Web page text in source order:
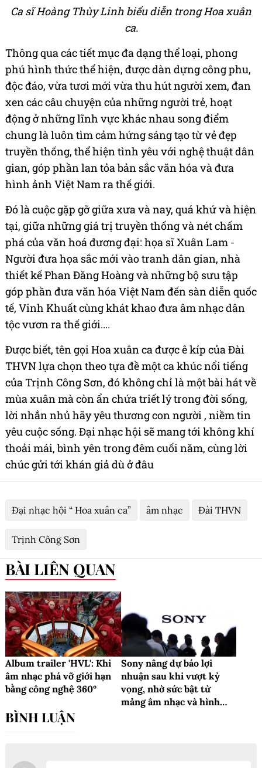
Ca sĩ Hoàng Thùy Linh biểu diễn trong Hoa xuân
ca.
Thông qua các tiết mục đa dạng thể loại, phong
phú hình thức thể hiện, được dàn dựng công phu,
độc đáo, vừa tươi mới vừa thu hút người xem, đan
xen các câu chuyện của những người trẻ, hoạt
động ở những lĩnh vực khác nhau song điểm
chung là luôn tìm cảm hứng sáng tạo từ vẻ đẹp
truyền thống, thể hiện tình yêu với nghệ thuật dân
gian, góp phần lan tỏa bản sắc văn hóa và đưa
hình ảnh Việt Nam ra thế giới.
Đó là cuộc gặp gỡ giữa xưa và nay, quá khứ và hiện
tại, giữa những giá trị truyền thống và nét chấm
phá của văn hoá đương đại: họa sĩ Xuân Lam -
Người đưa họa sắc mới vào tranh dân gian, nhà
thiết kế Phan Đăng Hoàng và những bộ sưu tập
góp phần đưa văn hóa Việt Nam đến sàn diễn quốc
tế, Vinh Khuất cùng khát khao đưa âm nhạc dân
tộc vươn ra thế giới....
Được biết, tên gọi Hoa xuân ca được ê kíp của Đài
THVN lựa chọn theo tựa đề một ca khúc nổi tiếng
của Trịnh Công Sơn, đó không chỉ là một bài hát về
mùa xuân mà còn ẩn chứa triết lý trong đời sống,
lời nhắn nhủ hãy yêu thương con người , niềm tin
yêu cuộc sống. Đại nhạc hội sẽ mang tới không khí
thoải mái, bình yên trong đêm cuối năm, cùng lời
chúc gửi tới khán giả dù ở đâu
Đại nhạc hội “ Hoa xuân ca” âm nhạc Đài THVN
Trịnh Công Sơn
BÀI LIÊN QUAN
Album trailer 'HVL': Khi
âm nhạc phá vỡ giới hạn
bằng công nghệ 360°
Sony nâng dự báo lợi
nhuận sau khi vượt kỳ
vọng, nhờ sức bật từ
mảng âm nhạc và hình